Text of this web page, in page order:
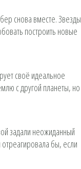
снова вместе. Звезды
построить новые
своё идеальное
с другой планеты, но
задали неожиданный
бы, если